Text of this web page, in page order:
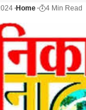
Home 4 Min Read